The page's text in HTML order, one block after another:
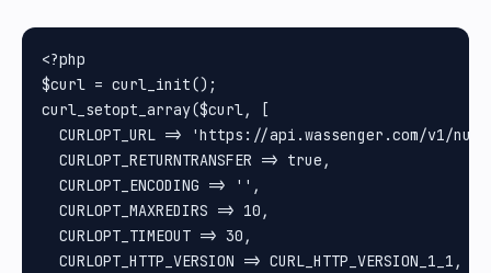
<?php
$curl = curl_init();
curl_setopt_array($curl, [
CURLOPT_URL => 'https://api.wassenger.com/v1/
  CURLOPT_RETURNTRANSFER => true,
  CURLOPT_ENCODING => '',
  CURLOPT_MAXREDIRS => 10,
  CURLOPT_TIMEOUT => 30,
  CURLOPT_HTTP_VERSION => CURL_HTTP_VERSION_1_1,